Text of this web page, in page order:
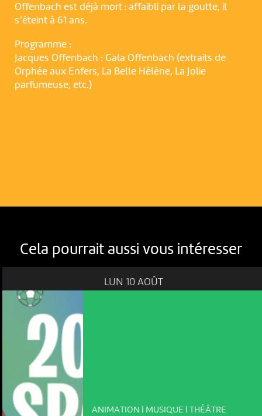
Offenbach est déjà mort : affaibli par la goutte, il
s’éteint à 61 ans.
Programme :
Jacques Offenbach : Gala Offenbach (extraits de
Orphée aux Enfers, La Belle Hélène, La Jolie
parfumeuse, etc.)
Cela pourrait aussi vous intéresser
LUN 10 AOÛT
ANIMATION | MUSIQUE | THÉÂTRE